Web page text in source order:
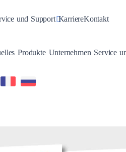
Dropdown
und SupportToggle Dropdown
KarriereKontakt
Toggle Dropdown
ProdukteToggle Dropdown
UnternehmenToggle
Service